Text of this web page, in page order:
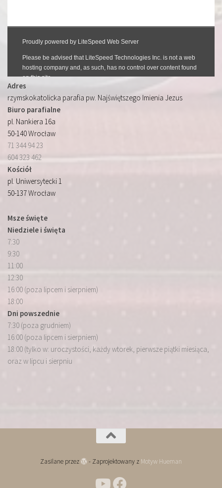
Adres
rzymskokatolicka parafia pw. Najświętszego Imienia Jezus
Biuro parafialne
pl. Nankiera 16a
50-140 Wrocław
71 344 94 23
604 323 462
Kościół
pl. Uniwersytecki 1
50-137 Wrocław
Msze święte
Niedziele i święta
7:30
9:30
11:00
12:30
16:00 (poza lipcem i sierpniem)
18:00
Dni powszednie
7:30 (poza grudniem)
16:00 (poza lipcem i sierpniem)
18:00 (tylko w: uroczystości, każdy wtorek, pierwsze piątki miesiąca,
oraz w lipcu i sierpniu
Zasilane przez - Zaprojektowany z Motyw Hueman